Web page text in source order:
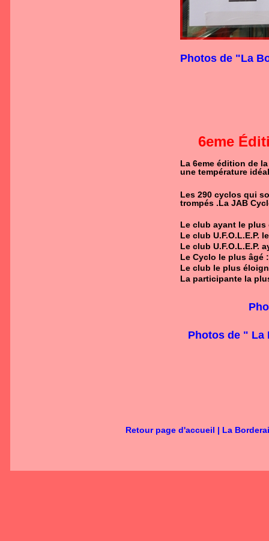
Photos de "La
6eme
La 6eme édition de
une température
Les 290 cyclos qui
trompés .La JAB
Le club ayant le plus
Le club U.F.O.L.E.P.
Le club U.F.O.L.E.P.
Le Cyclo le plus âgé
Le club le plus
La participante la
Photos de " La
Retour page d'accueil | La